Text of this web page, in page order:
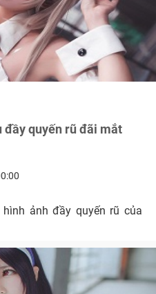
đầy quyến rũ đãi mắt
ảnh đầy quyến rũ của